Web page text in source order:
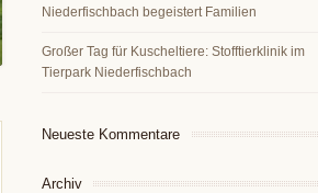
Niederfischbach begeistert Familien
Großer Tag für Kuscheltiere: Stofftierklinik im
Tierpark Niederfischbach
Neueste Kommentare
Archiv